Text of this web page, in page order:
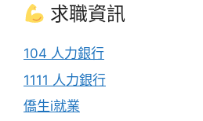
求職資訊
104 人力銀行
1111 人力銀行
僑生i就業